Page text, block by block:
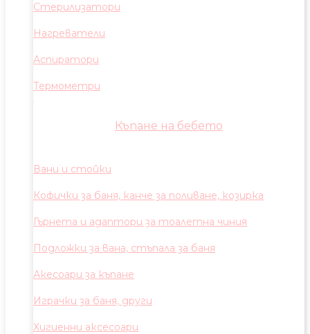
Стерилизатори
Нагреватели
Аспиратори
Термометри
Къпане на бебето
Вани и стойки
Кофички за баня, канче за поливане, козирка
Гърнета и адаптори за тоалетна чиния
Подложки за вана, стъпала за баня
Акесоари за къпане
Играчки за баня, други
Хигиенни аксесоари